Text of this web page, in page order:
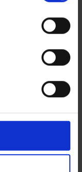
toivelistalle
4mm